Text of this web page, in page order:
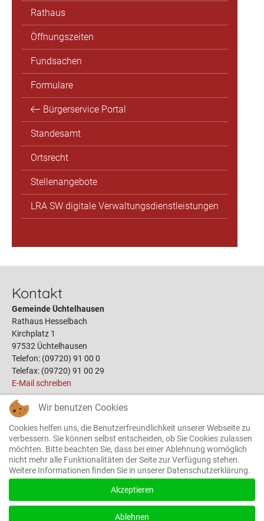
Rathaus
Öffnungszeiten
Fundsachen
Formulare
Bürgerservice Portal
Standesamt
Ortsrecht
Stellenangebote
LRA SW digitale Verwaltungsdienstleistungen
Kontakt
Gemeinde Üchtelhausen
Rathaus Hesselbach
Kirchplatz 1
97532 Üchtelhausen
Telefon: (09720) 91 00 0
Telefax: (09720) 91 00 29
E-Mail schreiben
Links
Öffnungszeiten
Terminbuchung
Bauplätze
Gemeinderat
Ortsrecht
Wir benutzen Cookies
Cookies helfen uns, die Benutzerfreundlichkeit unserer Webseite zu
verbessern. Sie können selbst entscheiden, ob Sie Cookies zulassen
möchten. Bitte beachten Sie, dass bei einer Ablehnung womöglich
nicht mehr alle Funktionalitäten der Seite zur Verfügung stehen.
Weitere Informationen finden Sie in unserer Datenschutzerklärung.
Akzeptieren
Ablehnen